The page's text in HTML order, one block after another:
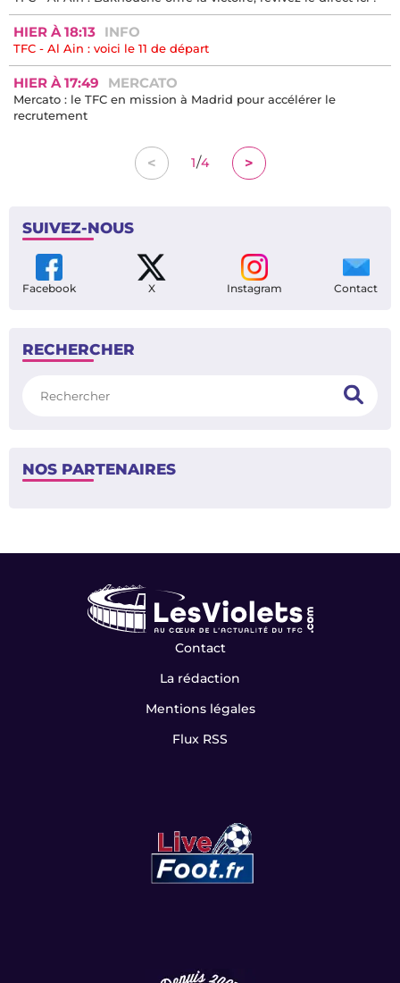
HIER À 18:13 INFO
TFC - Al Ain : voici le 11 de départ
HIER À 17:49 MERCATO
Mercato : le TFC en mission à Madrid pour accélérer le
recrutement
< 1/4 >
SUIVEZ-NOUS
Facebook X Instagram Contact
RECHERCHER
NOS PARTENAIRES
Contact
La rédaction
Mentions légales
Flux RSS